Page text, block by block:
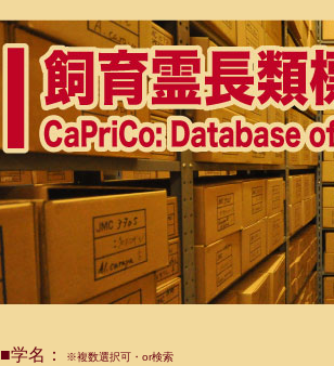
■学名： ※複数選択可・or検索